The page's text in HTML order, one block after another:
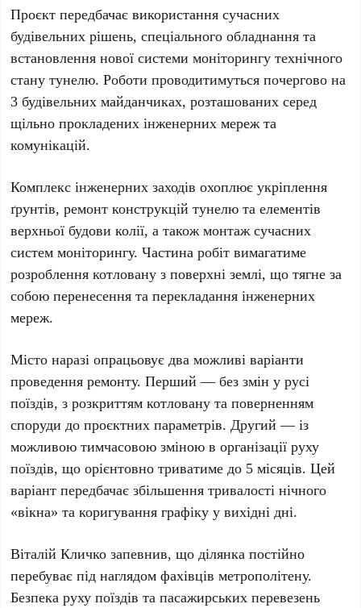
Проєкт передбачає використання сучасних
будівельних рішень, спеціального обладнання та
встановлення нової системи моніторингу технічного
стану тунелю. Роботи проводитимуться почергово на
3 будівельних майданчиках, розташованих серед
щільно прокладених інженерних мереж та
комунікацій.
Комплекс інженерних заходів охоплює укріплення
ґрунтів, ремонт конструкцій тунелю та елементів
верхньої будови колії, а також монтаж сучасних
систем моніторингу. Частина робіт вимагатиме
розроблення котловану з поверхні землі, що тягне за
собою перенесення та перекладання інженерних
мереж.
Місто наразі опрацьовуєдва можливі варіанти
проведення ремонту.Перший — без змін у русі
поїздів, з розкриттям котловану та поверненням
споруди до проєктних параметрів.Другий — із
можливою тимчасовою зміною в організації руху
поїздів, що орієнтовно триватиме до 5 місяців. Цей
варіант передбачає збільшення тривалості нічного
«вікна» та коригування графіку у вихідні дні.
Віталій Кличко запевнив, що ділянка постійно
перебуває під наглядом фахівців метрополітену.
Безпека руху поїздів та пасажирських перевезень